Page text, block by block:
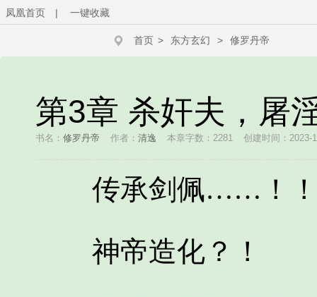
凤凰首页 | 一键收藏
首页 > 东方玄幻 > 修罗丹帝
第3章 杀奸夫，屠
书名： 修罗丹帝 作者： 清逸 本章字数：2281 创建时间：2023-
传承剑佩……！
神帝造化？！